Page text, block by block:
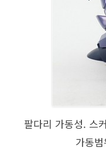
팔다리 가동성. 스
가동